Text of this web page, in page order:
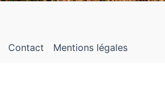
Contact Mentions légales